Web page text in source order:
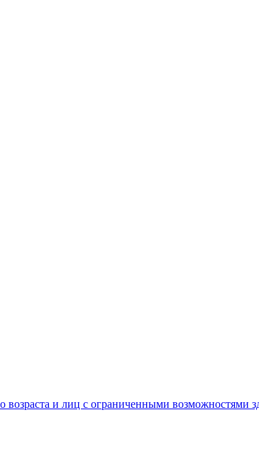
возраста и лиц с ограниченными возможностями